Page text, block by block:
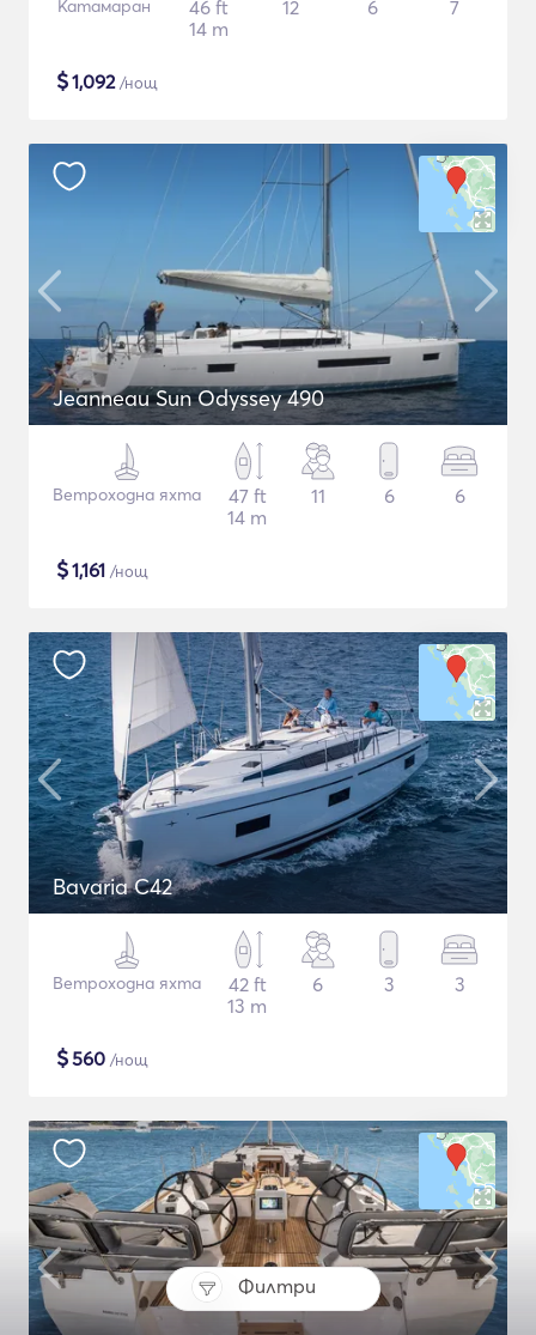
Филтри
Катамаран
46 ft
14 m
12 6 7
$1,092/нощ
Jeanneau Sun Odyssey 490
Ветроходна яхта
47 ft
14 m
11 6 6
$1,161 /нощ
Bavaria C42
Ветроходна яхта
42 ft
13 m
6 3 3
$560 /нощ